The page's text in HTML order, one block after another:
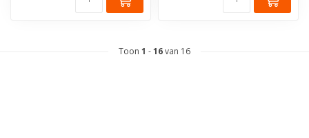
Toon 1 -16van 16